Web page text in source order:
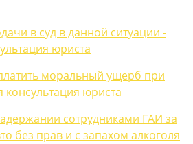
в суд в данной ситуации -
юриста
моральный ущерб при
консультация юриста
сотрудниками ГАИ за
без прав и с запахом алкоголя